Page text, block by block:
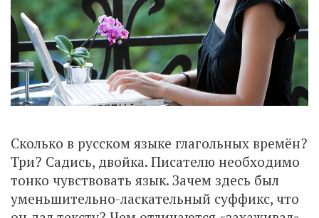
Сколько в русском языке глагольных времён?
Три? Садись, двойка. Писателю необходимо
тонко чувствовать язык. Зачем здесь был
уменьшительно-ласкательный суффикс, что